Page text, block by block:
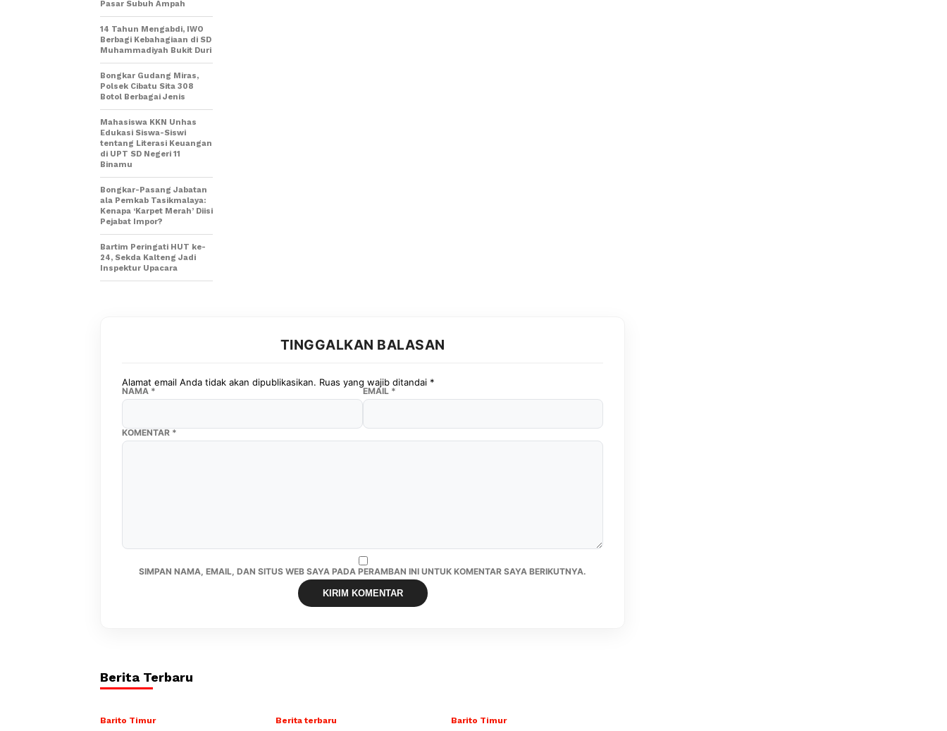
Pasar Subuh Ampah
14 Tahun Mengabdi, IWO
Berbagi Kebahagiaan di SD
Muhammadiyah Bukit Duri
Bongkar Gudang Miras,
Polsek Cibatu Sita 308
Botol Berbagai Jenis
Mahasiswa KKN Unhas
Edukasi Siswa-Siswi
tentang Literasi Keuangan
di UPT SD Negeri 11
Binamu
Bongkar-Pasang Jabatan
ala Pemkab Tasikmalaya:
Kenapa ‘Karpet Merah’ Diisi
Pejabat Impor?
Bartim Peringati HUT ke-
24, Sekda Kalteng Jadi
Inspektur Upacara
TINGGALKAN BALASAN
Alamat email Anda tidak akan dipublikasikan. Ruas yang wajib ditandai *
KOMENTAR *
NAMA * EMAIL *
SIMPAN NAMA, EMAIL, DAN SITUS WEB SAYA PADA PERAMBAN INI UNTUK KOMENTAR SAYA BERIKUTNYA.
Berita Terbaru
Barito Timur Berita terbaru Barito Timur